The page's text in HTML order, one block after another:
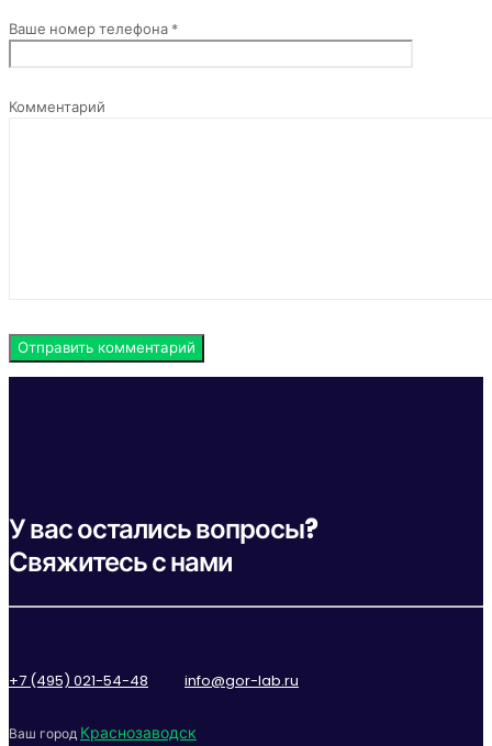
Комментарий
Ваше номер телефона *
У вас остались вопросы?
Свяжитесь с нами
+7 (495) 021-54-48 info@gor-lab.ru
Ваш город Краснозаводск